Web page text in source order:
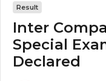
Result
Inter
Special
Declared